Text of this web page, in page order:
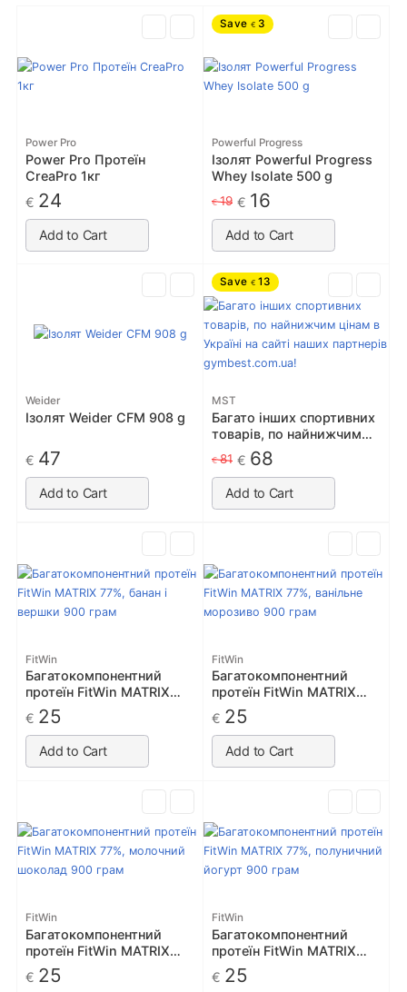
Power Pro
Power Pro Протеїн
CreaPro 1кг
€ 24
Add to Cart
Save € 3
Powerful Progress
Ізолят Powerful Progress
Whey Isolate 500 g
€19 € 16
Add to Cart
Weider
Ізолят Weider CFM 908 g
€ 47
Add to Cart
Save € 13
MST
Багато інших спортивних
товарів, по найнижчим
цінам в Україні на сайті
наших партнерів
gymbest.com.ua!
€81 € 68
Add to Cart
FitWin
Багатокомпонентний
протеїн FitWin MATRIX
77%, банан і вершки 900
грам
€ 25
Add to Cart
FitWin
Багатокомпонентний
протеїн FitWin MATRIX
77%, ванільне морозиво
900 грам
€ 25
Add to Cart
FitWin
Багатокомпонентний
протеїн FitWin MATRIX
77%, молочний шоколад
900 грам
€ 25
FitWin
Багатокомпонентний
протеїн FitWin MATRIX
77%, полуничний йогурт
900 грам
€ 25